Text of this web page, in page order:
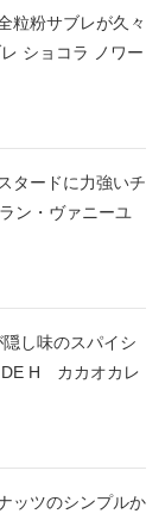
粒粉サブレが久々
ショコラ ノワー
タードに力強いチ
ン・ヴァニーユ
し味のスパイシ
DE H カカオカレ
ッツのシンプルか